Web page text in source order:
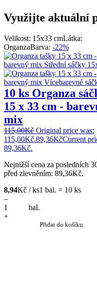
Využijte aktuální
Velikost: 15x33 cmLátka:
OrganzaBarva: -22%
10 ks Organza
15 x 33 cm -
mix
115,00Kč Original price was:
115,00Kč.89,36KčCurrent
89,36Kč.
Nejnižší cena za posledních
před zlevněním: 89,36Kč.
8,94Kč / ks1 bal. = 10 ks
–
bal.
+
Přidat do košíku